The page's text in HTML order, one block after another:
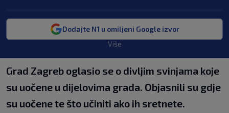
Dodajte N1 u omiljeni Google izvor
Više
Grad Zagreb oglasio se o divljim svinjama koje
su uočene u dijelovima grada. Objasnili su gdje
su uočene te što učiniti ako ih sretnete.